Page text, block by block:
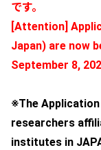
です。
[Attention]
Japan) are now
September 8,
※The
researchers
institutes in